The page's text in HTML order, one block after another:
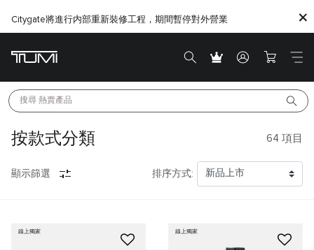
Citygate將進行内部重新裝修工程，期間暫停對外營業
搜尋 熱賣產品
按款式分類 64 項目
顯示篩選 排序方式:
線上獨家 線上獨家